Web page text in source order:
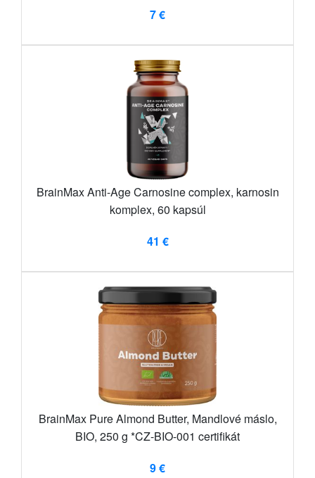
7 €
BrainMax Anti-Age Carnosine complex, karnosin
komplex, 60 kapsúl
41 €
BrainMax Pure Almond Butter, Mandlové máslo,
BIO, 250 g *CZ-BIO-001 certifikát
9 €